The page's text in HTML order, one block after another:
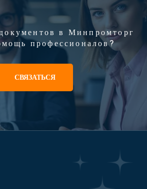
в Минпромторг
профессионалов?
СВЯЗАТЬСЯ